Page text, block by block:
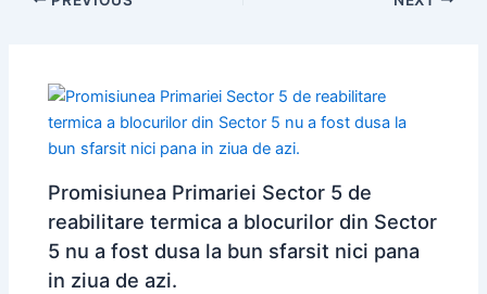
Promisiunea Primariei Sector 5 de
reabilitare termica a blocurilor din Sector
5 nu a fost dusa la bun sfarsit nici pana
in ziua de azi.